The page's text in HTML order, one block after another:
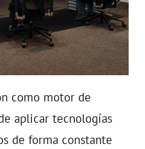
como motor de
aplicar tecnologías
de forma constante